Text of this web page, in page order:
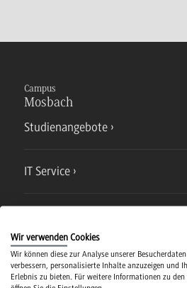
Campus
Mosbach
Studienangebote
IT Service
Hochschulsport
Wir verwenden Cookies
Wir können diese zur Analyse unserer
verbessern, personalisierte Inhalte anzuzeigen und
Erlebnis zu bieten. Für weitere Informationen zu den